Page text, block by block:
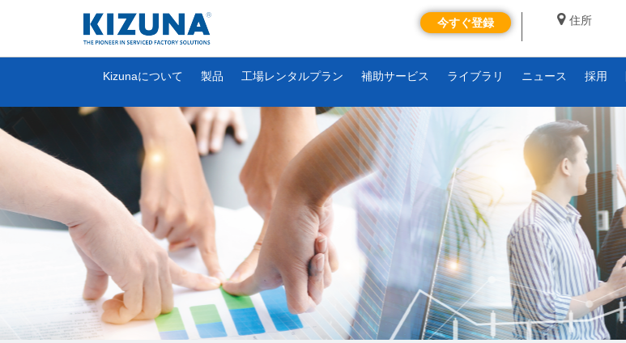
住所
今すぐ登録
Kizunaについて 製品 工場レンタルプラン 補助サービス ライブラリ ニュース 採用